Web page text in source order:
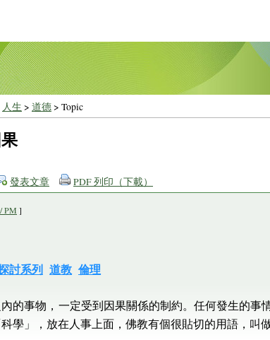
人生 > 道德> Topic
發表文章 PDF 列印（下載）
PM ]
討系列 道教 倫理
的事物，一定受到因果關係的制約。任何發生的事
學」，放在人事上面，佛教有個很貼切的用語，叫